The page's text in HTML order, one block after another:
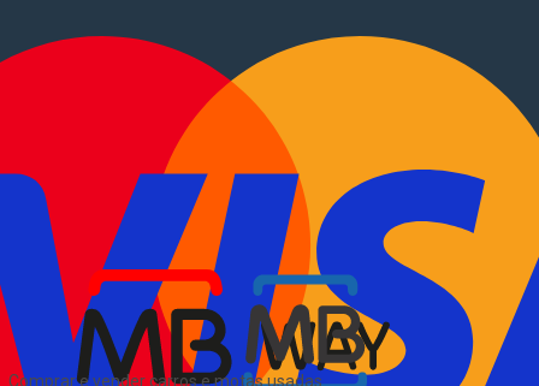
Comprar e vender carros e motas usadas
Comerciais usados
Vender comerciais
Informações
Como comprar e vender
Pacotes de anúncios
Verificar VIN e matrícula
Sitemap
EN
Sobre Nós